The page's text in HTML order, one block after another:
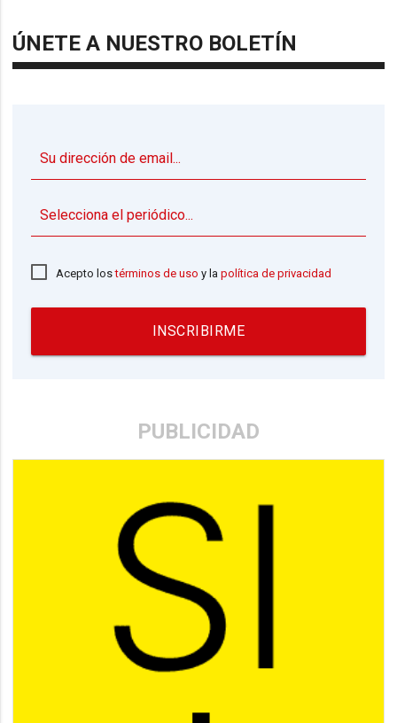
ÚNETE A NUESTRO BOLETÍN
Acepto lostérminos de uso y lapolítica de privacidad
INSCRIBIRME
PUBLICIDAD